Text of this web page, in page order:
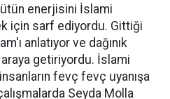
enerjisini İslami
için sarf ediyordu. Gittiği
anlatıyor ve dağınık
getiriyordu. İslami
fevç fevç uyanışa
Seyda Molla